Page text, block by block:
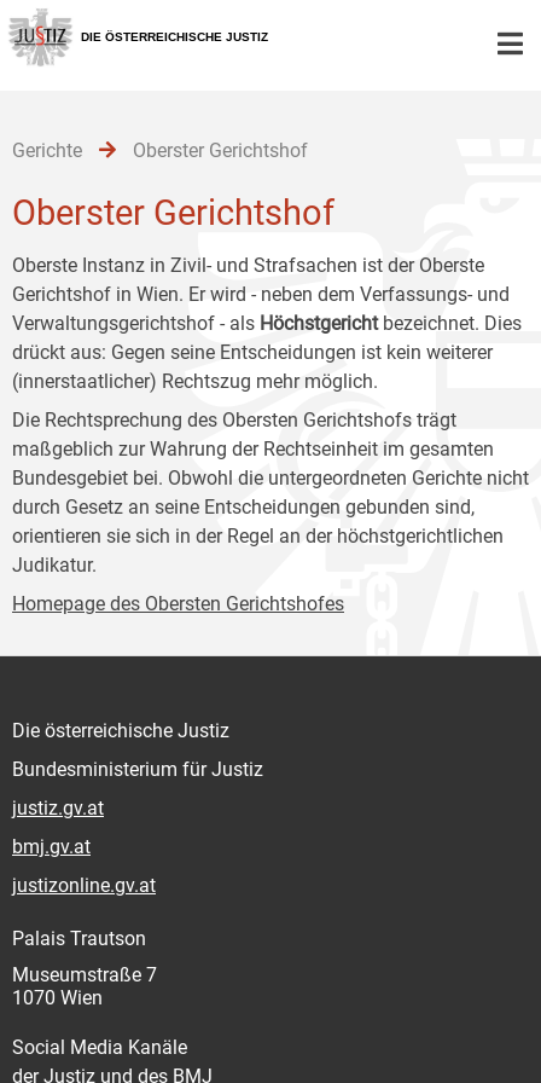
Zur
Hauptnavigation
[1]
Zum
Inhalt
[2]
Zum
Untermenü
[3]
DIE ÖSTERREICHISCHE JUSTIZ
Gerichte Oberster Gerichtshof
Oberster Gerichtshof
Oberste Instanz in Zivil- und Strafsachen ist der Oberste
Gerichtshof in Wien. Er wird - neben dem Verfassungs- und
Verwaltungsgerichtshof - als Höchstgerichtbezeichnet. Dies
drückt aus: Gegen seine Entscheidungen ist kein weiterer
(innerstaatlicher) Rechtszug mehr möglich.
Die Rechtsprechung des Obersten Gerichtshofs trägt
maßgeblich zur Wahrung der Rechtseinheit im gesamten
Bundesgebiet bei. Obwohl die untergeordneten Gerichte nicht
durch Gesetz an seine Entscheidungen gebunden sind,
orientieren sie sich in der Regel an der höchstgerichtlichen
Judikatur.
Homepage des Obersten Gerichtshofes
Die österreichische Justiz
Bundesministerium für Justiz
justiz.gv.at
bmj.gv.at
justizonline.gv.at
Palais Trautson
Museumstraße 7
1070 Wien
Social Media Kanäle
der Justiz und des BMJ